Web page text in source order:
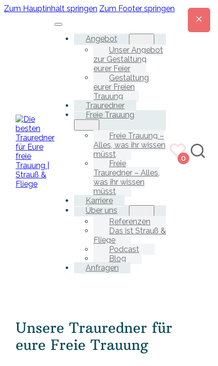
Zum Hauptinhalt springen Zum Footer springen
Angebot
Unser Angebot
zur Gestaltung
eurer Feier
Gestaltung
eurer Freien
Trauung
Trauredner
Freie Trauung
Freie Trauung –
Alles, was ihr wissen
müsst
Freie
Trauredner – Alles,
was ihr wissen
müsst
Karriere
Über uns
Referenzen
Das ist Strauß &
Fliege
Podcast
Blog
Anfragen
0
Unsere Trauredner für
eure Freie Trauung